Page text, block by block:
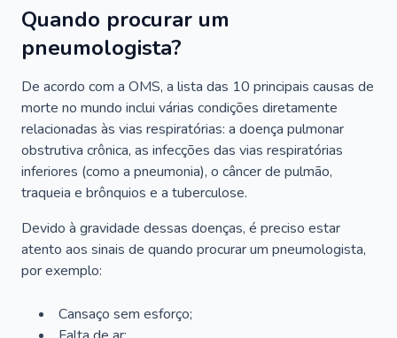
Quando procurar um
pneumologista?
De acordo com a OMS, a lista das 10 principais causas de
morte no mundo inclui várias condições diretamente
relacionadas às vias respiratórias: a doença pulmonar
obstrutiva crônica, as infecções das vias respiratórias
inferiores (como a pneumonia), o câncer de pulmão,
traqueia e brônquios e a tuberculose.
Devido à gravidade dessas doenças, é preciso estar
atento aos sinais de quando procurar um pneumologista,
por exemplo:
Cansaço sem esforço;